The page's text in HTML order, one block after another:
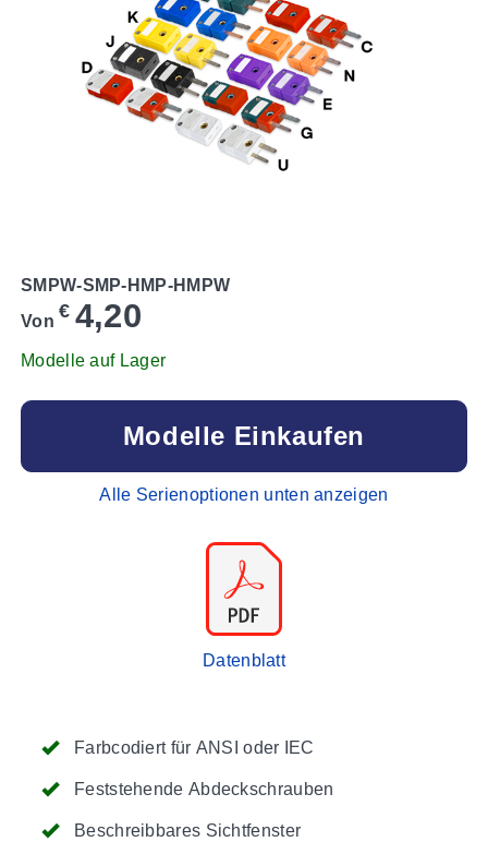
Farbcodiert für ANSI oder IEC
Feststehende Abdeckschrauben
Beschreibbares Sichtfenster
SMPW-SMP-HMP-HMPW
Von € 4,20
Modelle auf Lager
Modelle Einkaufen
Alle Serienoptionen unten anzeigen
Datenblatt